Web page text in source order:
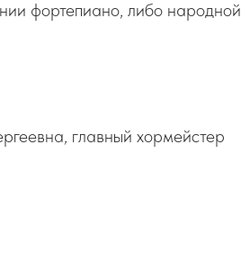
фортепиано, либо народной
главный хормейстер